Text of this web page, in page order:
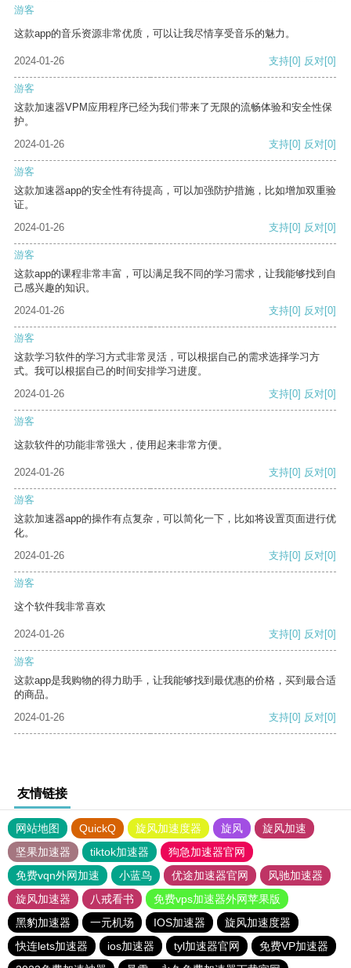
游客
这款app的音乐资源非常优质，可以让我尽情享受音乐的魅力。
2024-01-26 支持[0] 反对[0]
游客
这款加速器VPM应用程序已经为我们带来了无限的流畅体验和安全性保
护。
2024-01-26
支持[0] 反对[0]
游客
这款加速器app的安全性有待提高，可以加强防护措施，比如增加双重验
证。
2024-01-26
支持[0] 反对[0]
游客
这款app的课程非常丰富，可以满足我不同的学习需求，让我能够找到自
己感兴趣的知识。
2024-01-26
支持[0] 反对[0]
游客
这款学习软件的学习方式非常灵活，可以根据自己的需求选择学习方
式。我可以根据自己的时间安排学习进度。
2024-01-26
支持[0] 反对[0]
游客
这款软件的功能非常强大，使用起来非常方便。
2024-01-26 支持[0] 反对[0]
游客
这款加速器app的操作有点复杂，可以简化一下，比如将设置页面进行优
化。
2024-01-26
支持[0] 反对[0]
游客
这个软件我非常喜欢
2024-01-26 支持[0] 反对[0]
游客
这款app是我购物的得力助手，让我能够找到最优惠的价格，买到最合适
的商品。
2024-01-26
支持[0] 反对[0]
友情链接
网站地图 QuickQ 旋风加速度器 旋风
旋风加速
坚果加速器
tiktok加速器
狗急加速器官网
免费vqn外网加速
小蓝鸟 优途加速器官网
风驰加速器
旋风加速器
八戒看书
免费vps加速器外网苹果版
黑豹加速器
一元机场 IOS加速器
旋风加速度器
快连lets加速器
ios加速器 tyl加速器官网
免费VP加速器